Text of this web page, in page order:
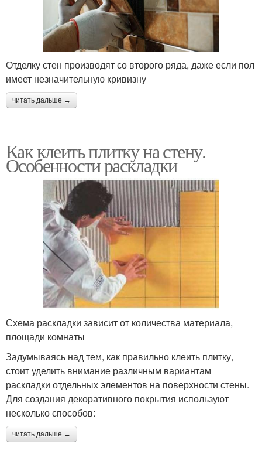
Отделку стен производят со второго ряда, даже если пол
имеет незначительную кривизну
читать дальше →
Как клеить плитку на стену.
Особенности раскладки
Схема раскладки зависит от количества материала,
площади комнаты
Задумываясь над тем, как правильно клеить плитку,
стоит уделить внимание различным вариантам
раскладки отдельных элементов на поверхности стены.
Для создания декоративного покрытия используют
несколько способов:
читать дальше →